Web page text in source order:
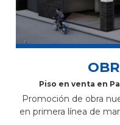
Piso en venta en
Promoción de obra
en primera línea de